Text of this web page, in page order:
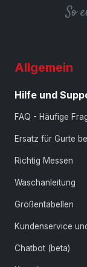
So
Allgemein
Hilfe und
FAQ - Häufige
Ersatz für Gurte
Richtig Messen
Waschanleitung
Größentabellen
Kundenservice
Chatbot (beta)